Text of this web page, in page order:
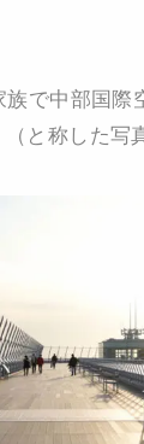
で中部国際
と称した写